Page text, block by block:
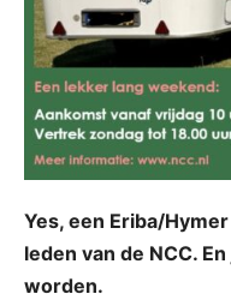
Yes, een Eriba/
leden van de NCC.
worden.